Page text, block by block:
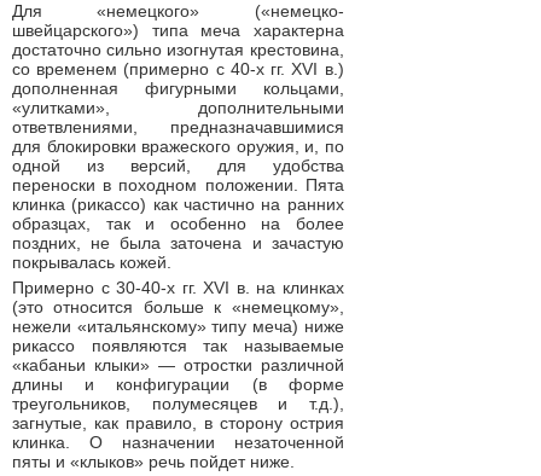
Для «немецкого» («немецко-
швейцарского») типа меча характерна
достаточно сильно изогнутая крестовина,
со временем (примерно с 40-х гг. XVI в.)
дополненная фигурными кольцами,
«улитками», дополнительными
ответвлениями, предназначавшимися
для блокировки вражеского оружия, и, по
одной из версий, для удобства
переноски в походном положении. Пята
клинка (рикассо) как частично на ранних
образцах, так и особенно на более
поздних, не была заточена и зачастую
покрывалась кожей.
Примерно с 30-40-х гг. XVI в. на клинках
(это относится больше к «немецкому»,
нежели «итальянскому» типу меча) ниже
рикассо появляются так называемые
«кабаньи клыки» — отростки различной
длины и конфигурации (в форме
треугольников, полумесяцев и т.д.),
загнутые, как правило, в сторону острия
клинка. О назначении незаточенной
пяты и «клыков» речь пойдет ниже.